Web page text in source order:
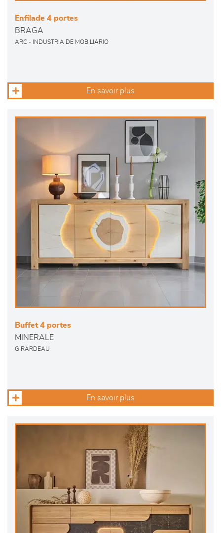
Enfilade 4 portes
BRAGA
ARC - INDUSTRIA DE MOBILIARIO
En savoir plus
Buffet 4 portes
MINERALE
GIRARDEAU
En savoir plus